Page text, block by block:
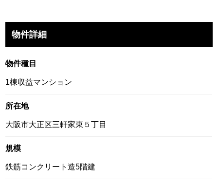
物件詳細
物件種目
1棟収益マンション
所在地
大阪市大正区三軒家東５丁目
規模
鉄筋コンクリート造5階建